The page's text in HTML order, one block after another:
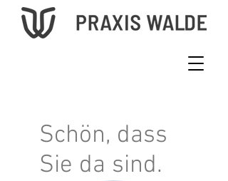
Schön, dass
Sie da sind.